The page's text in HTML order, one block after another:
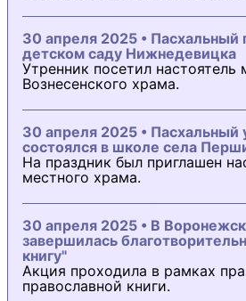
30 апреля 2025 • Пасхальный
детском саду Нижнедевицка
Утренник посетил настоятель
Вознесенского храма.
30 апреля 2025 • Пасхальный
состоялся в школе села
На праздник был приглашен
местного храма.
30 апреля 2025 • В
завершилась
книгу"
Акция проходила в рамках
православной книги.